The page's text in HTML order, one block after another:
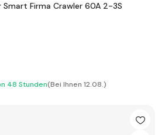
Smart Firma Crawler 60A 2-3S
48 Stunden(Bei Ihnen 12.08.)